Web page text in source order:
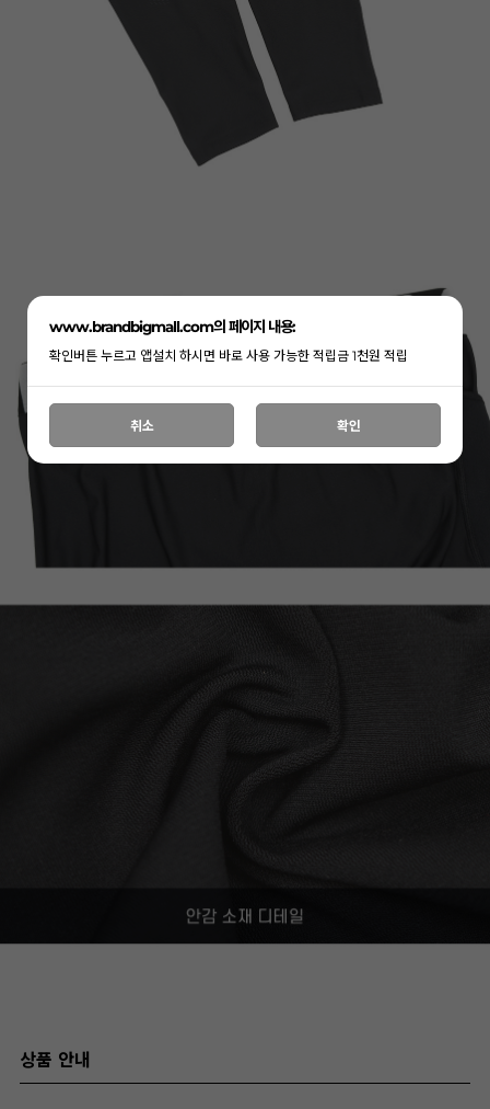
상품 안내
www.brandbigmall.com의 페이지 내용:
확인버튼 누르고 앱설치 하시면 바로 사용 가능한 적립금 1천원 적립
취소 확인